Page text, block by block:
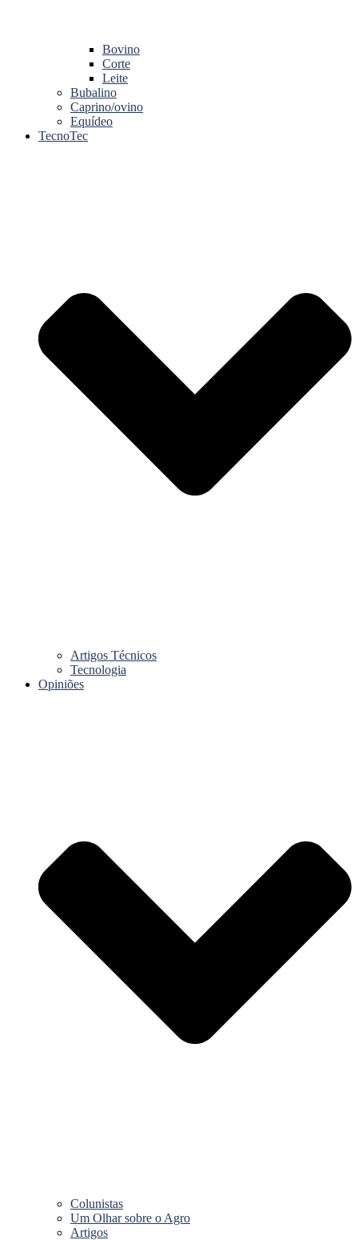
Bovino
Corte
Leite
Bubalino
Caprino/ovino
Equídeo
TecnoTec
Artigos Técnicos
Tecnologia
Opiniões
Colunistas
Um Olhar sobre o Agro
Artigos